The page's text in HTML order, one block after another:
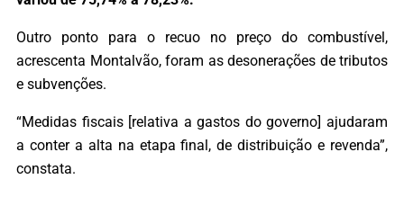
Outro ponto para o recuo no preço do combustível,
acrescenta Montalvão, foram as desonerações de tributos
e subvenções.
“Medidas fiscais [relativa a gastos do governo] ajudaram
a conter a alta na etapa final, de distribuição e revenda”,
constata.